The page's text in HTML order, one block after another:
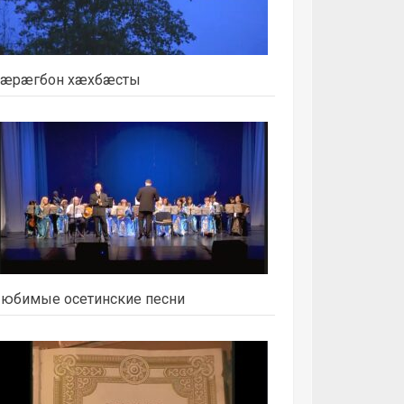
хæхбæсты
осетинские песни